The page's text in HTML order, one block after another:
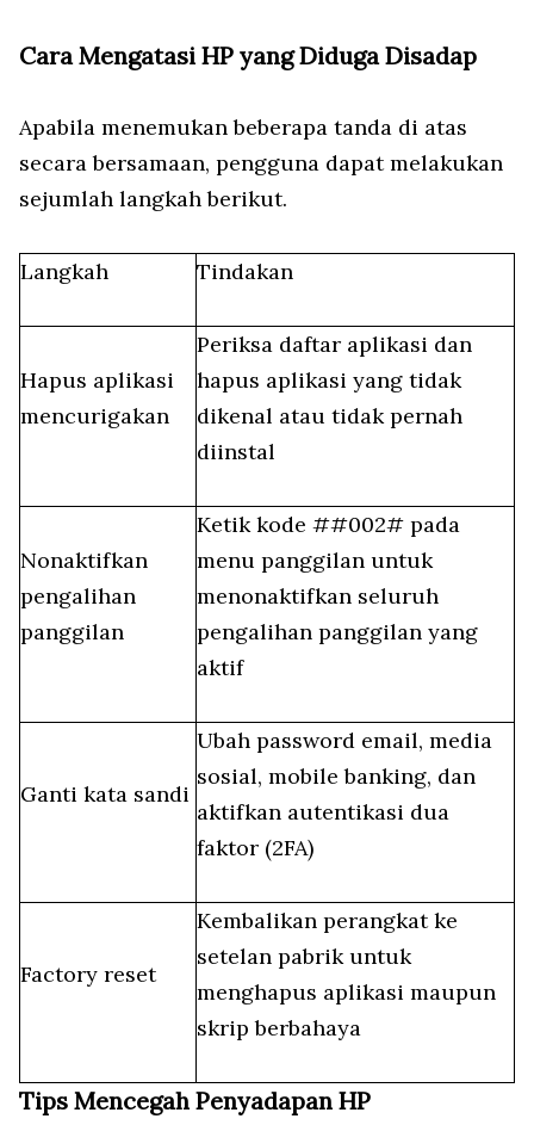
Cara Mengatasi HP yang Diduga Disadap
Apabila menemukan beberapa tanda di atas
secara bersamaan, pengguna dapat melakukan
sejumlah langkah berikut.
Langkah Tindakan
Hapus aplikasi
mencurigakan
Periksa daftar aplikasi dan
hapus aplikasi yang tidak
dikenal atau tidak pernah
diinstal
Nonaktifkan
pengalihan
panggilan
Ketik kode ##002# pada
menu panggilan untuk
menonaktifkan seluruh
pengalihan panggilan yang
aktif
Ganti kata sandi
Ubah password email, media
sosial, mobile banking, dan
aktifkan autentikasi dua
faktor (2FA)
Factory reset
Kembalikan perangkat ke
setelan pabrik untuk
menghapus aplikasi maupun
skrip berbahaya
Tips Mencegah Penyadapan HP